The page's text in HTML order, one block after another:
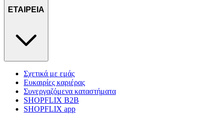
ΕΤΑΙΡΕΙΑ
Σχετικά με εμάς
Ευκαιρίες καριέρας
Συνεργαζόμενα καταστήματα
SHOPFLIX B2B
SHOPFLIX app